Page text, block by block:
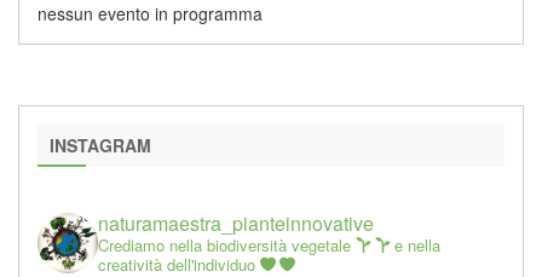
nessun evento in programma
INSTAGRAM
naturamaestra_pianteinnovative
Crediamo nella biodiversità vegetale
e nella
creatività dell'individuo